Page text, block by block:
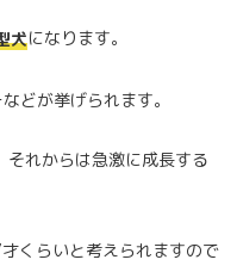
犬になります。
どが挙げられます。
それからは急激に成長する
くらいと考えられますので